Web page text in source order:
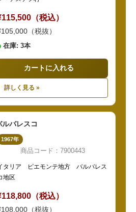
（税込）
（税抜）
在庫: 3本
カートに入れる
詳しく見る »
バレスコ
1967年
商品コード：7900443
タリア ピエモンテ地方 バルバレス
地区
（税込）
（税抜）